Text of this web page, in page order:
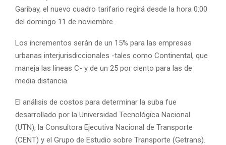
Garibay, el nuevo cuadro tarifario regirá desde la hora 0:00
del domingo 11 de noviembre.
Los incrementos serán de un 15% para las empresas
urbanas interjurisdiccionales -tales como Continental, que
maneja las líneas C- y de un 25 por ciento para las de
media distancia.
El análisis de costos para determinar la suba fue
desarrollado por la Universidad Tecnológica Nacional
(UTN), la Consultora Ejecutiva Nacional de Transporte
(CENT) y el Grupo de Estudio sobre Transporte (Getrans).